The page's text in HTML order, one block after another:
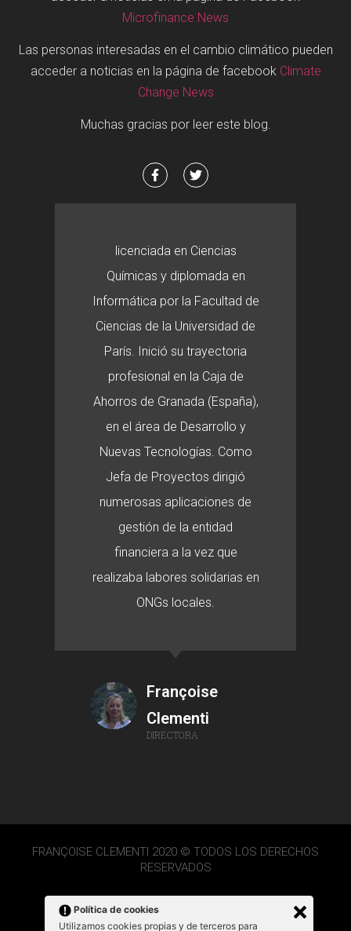
Política de cookies
Utilizamos cookies propias y de terceros para
Microfinance News
Las personas interesadas en el cambio climático pueden
acceder a noticias en la página de facebook Climate
Change News
Muchas gracias por leer este blog.
licenciada en Ciencias
Químicas y diplomada en
Informática por la Facultad de
Ciencias de la Universidad de
París. Inició su trayectoria
profesional en la Caja de
Ahorros de Granada (España),
en el área de Desarrollo y
Nuevas Tecnologías. Como
Jefa de Proyectos dirigió
numerosas aplicaciones de
gestión de la entidad
financiera a la vez que
realizaba labores solidarias en
ONGs locales.
Françoise
Clementi
DIRECTORA
FRANÇOISE CLEMENTI 2020 © TODOS LOS DERECHOS
RESERVADOS